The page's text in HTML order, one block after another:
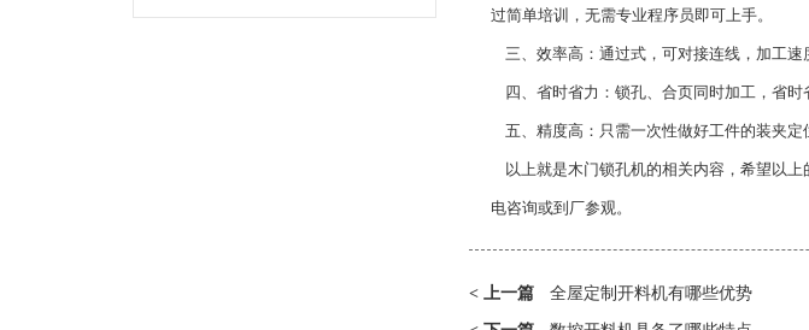
过简单培训，无需专业程序员即可上手。
三、效率高：通过式，可对接连线，加工速
四、省时省力：锁孔、合页同时加工，省时
五、精度高：只需一次性做好工件的装夹定
以上就是木门锁孔机的相关内容，希望以上
电咨询或到厂参观。
< 上一篇 全屋定制开料机有哪些优势